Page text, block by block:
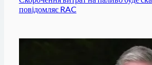
повідомляє RAC